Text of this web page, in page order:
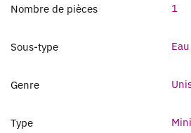
Nombre de pièces
1
Sous-type
Genre
Type